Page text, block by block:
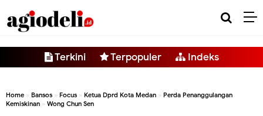
Terkini Terpopuler Indeks
Home » Bansos » Focus » Ketua Dprd Kota Medan » Perda Penanggulangan
Kemiskinan » Wong Chun Sen